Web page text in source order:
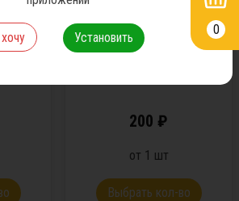
600
ежедневно, с9-16 часов
доставка по городу 600
руб.Возможность
200 ₽
от 1 шт
Выбрать кол-во
0
Установить